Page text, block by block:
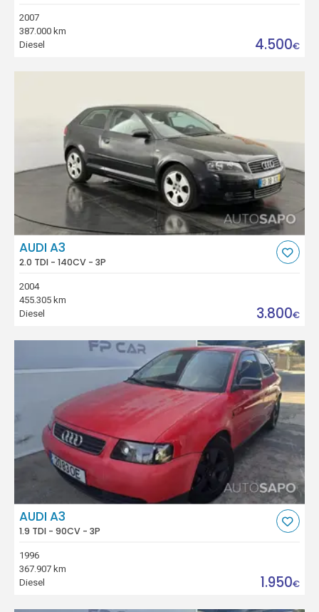
2007
387.000 km
Diesel
4.500€
AUDI A3
2.0 TDI - 140CV - 3P
2004
455.305 km
Diesel
3.800€
AUDI A3
1.9 TDI - 90CV - 3P
1996
367.907 km
Diesel
1.950€